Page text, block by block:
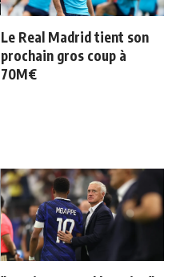
Le Real Madrid tient son
prochain gros coup à
70M€